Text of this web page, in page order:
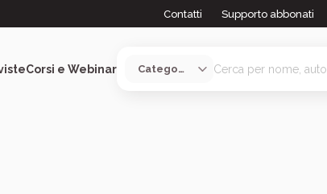
Contatti Supporto abbonati
Corsi e Webinar